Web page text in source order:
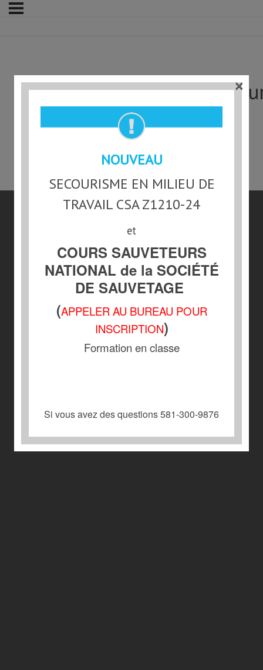
Questionnaire sur les
sévères (anaphylaxie)
NOUVEAU
SECOURISME EN MILIEU DE
TRAVAIL CSA Z1210-24
et
COURS SAUVETEURS
NATIONAL de la SOCIÉTÉ
DE SAUVETAGE
(APPELER AU BUREAU POUR
INSCRIPTION)
Formation en classe
Si vous avez des questions 581-300-9876
×